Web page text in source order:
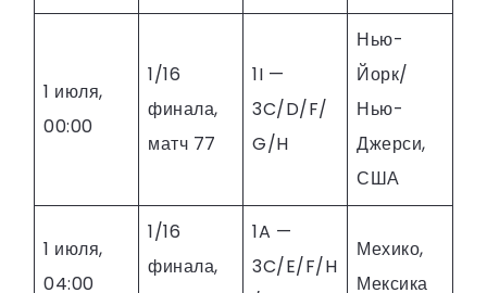
1 июля,
00:00
1/16
финала,
матч 77
1I —
3C/D/F/
G/H
Нью-
Йорк/
Нью-
Джерси,
США
1 июля,
04:00
1/16
финала,
1A —
3C/E/F/H
Мехико,
Мексика